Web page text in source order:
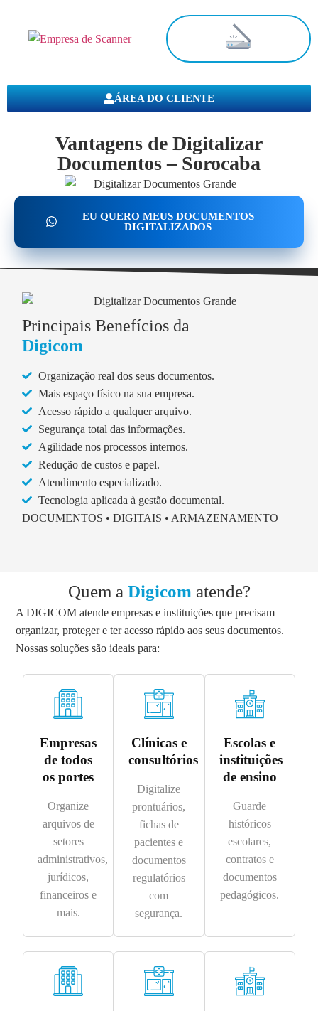
ÁREA DO CLIENTE
Vantagens de Digitalizar
Documentos – Sorocaba
EU QUERO MEUS DOCUMENTOS
DIGITALIZADOS
Principais Benefícios da
Digicom
Organização real dos seus documentos.
Mais espaço físico na sua empresa.
Acesso rápido a qualquer arquivo.
Segurança total das informações.
Agilidade nos processos internos.
Redução de custos e papel.
Atendimento especializado.
Tecnologia aplicada à gestão documental.
DOCUMENTOS • DIGITAIS • ARMAZENAMENTO
Quem a Digicom atende?
A DIGICOM atende empresas e instituições que precisam
organizar, proteger e ter acesso rápido aos seus documentos.
Nossas soluções são ideais para:
Empresas
de todos
os portes
Organize
arquivos de
setores
administrativos,
jurídicos,
financeiros e
mais.
Clínicas e
consultórios
Digitalize
prontuários,
fichas de
pacientes e
documentos
regulatórios
com
segurança.
Escolas e
instituições
de ensino
Guarde
históricos
escolares,
contratos e
documentos
pedagógicos.